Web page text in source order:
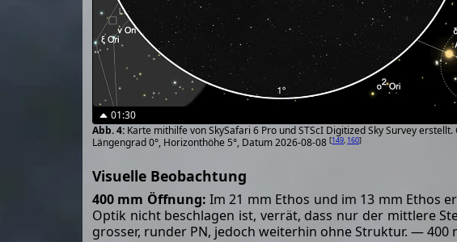
01:30
Karte mithilfe von SkySafari 6 Pro und STScI Digitized Sky Survey
Längengrad 0°, Horizonthöhe 5°, Datum 2026-08-08 [149 160]
Visuelle Beobachtung
400 mm Öffnung: Im 21 mm Ethos und im 13 mm Ethos
Optik nicht beschlagen ist, verrät, dass nur der mittlere
grosser, runder PN, jedoch weiterhin ohne Struktur. — 400